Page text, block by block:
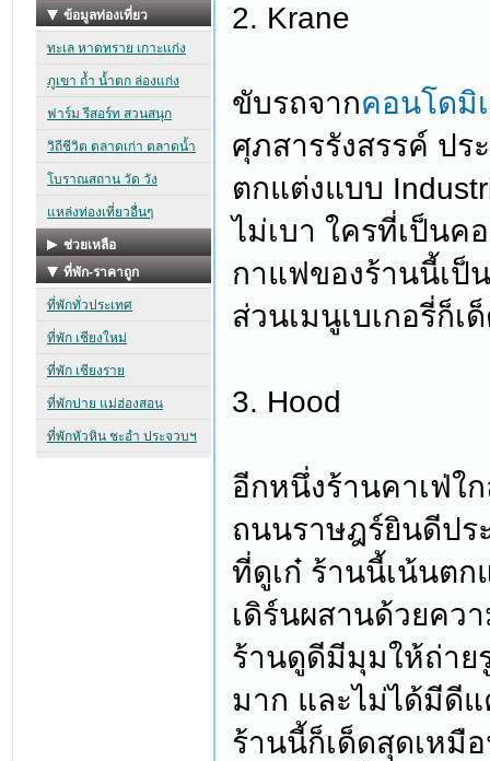
2. Krane
ขับรถจากคอนโดมิ
ศุภสารรังสรรค์ ป
ตกแต่งแบบ
ไม่เบา ใครที่เป็นค
กาแฟของร้านนี้เป็
ส่วนเมนูเบเกอรี่ก็
3. Hood
อีกหนึ่งร้านคาเฟ่
ถนนราษฎร์ยินดีปร
ที่ดูเก๋ ร้านนี้เน้นต
เดิร์นผสานด้วยคว
ร้านดูดีมีมุมให้ถ่าย
มาก และไม่ได้มีดีแ
ร้านนี้ก็เด็ดสุดเหมื